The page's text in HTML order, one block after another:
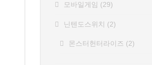
모바일게임 (29)
닌텐도스위치 (2)
몬스터헌터라이즈 (2)